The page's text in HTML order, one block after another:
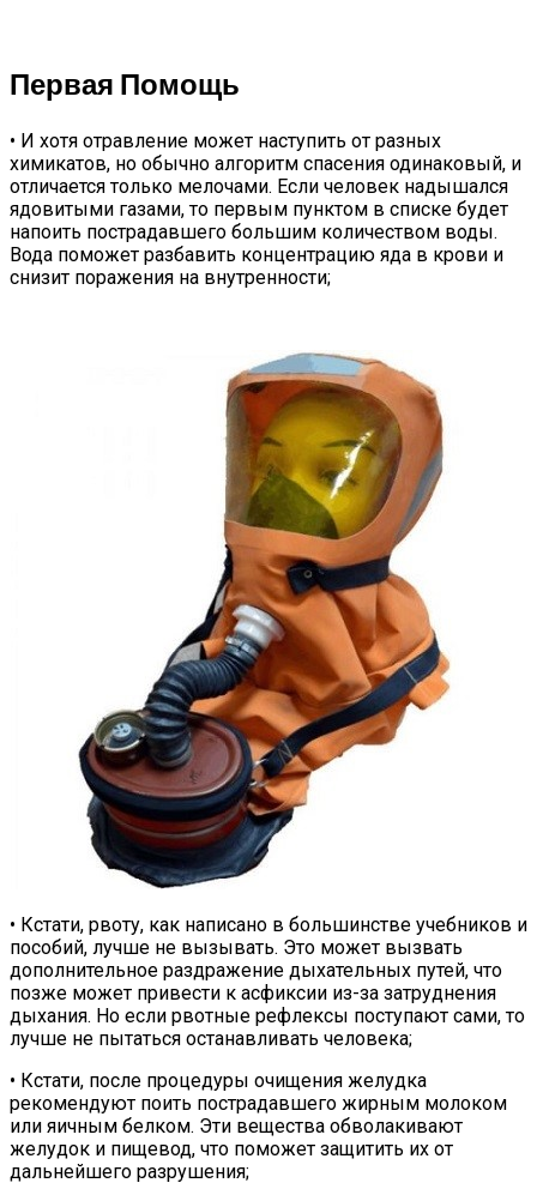
Первая Помощь
• И хотя отравление может наступить от разных
химикатов, но обычно алгоритм спасения одинаковый, и
отличается только мелочами. Если человек надышался
ядовитыми газами, то первым пунктом в списке будет
напоить пострадавшего большим количеством воды.
Вода поможет разбавить концентрацию яда в крови и
снизит поражения на внутренности;
• Кстати, рвоту, как написано в большинстве учебников и
пособий, лучше не вызывать. Это может вызвать
дополнительное раздражение дыхательных путей, что
позже может привести к асфиксии из-за затруднения
дыхания. Но если рвотные рефлексы поступают сами, то
лучше не пытаться останавливать человека;
• Кстати, после процедуры очищения желудка
рекомендуют поить пострадавшего жирным молоком
или яичным белком. Эти вещества обволакивают
желудок и пищевод, что поможет защитить их от
дальнейшего разрушения;